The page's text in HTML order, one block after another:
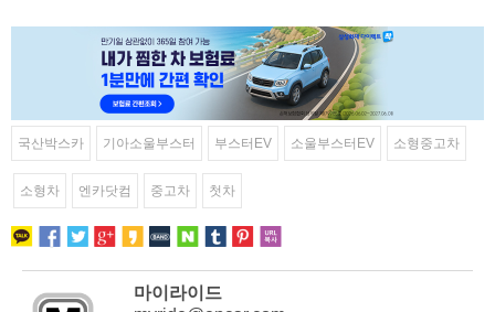
국산박스카 기아소울부스터 부스터EV 소울부스터EV 소형중고차
소형차 엔카닷컴 중고차 첫차
마이라이드